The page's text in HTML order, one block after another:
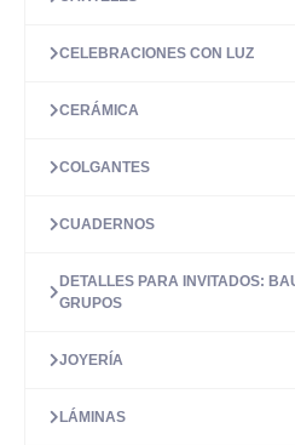
CELEBRACIONES CON LUZ
CERÁMICA
COLGANTES
CUADERNOS
DETALLES PARA INVITADOS:
GRUPOS
JOYERÍA
LÁMINAS